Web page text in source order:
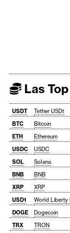
Las
USDT Tether USDt
BTC
Bitcoin
ETH
Ethereum
USDC
USDC
SOL
Solana
BNB
BNB
XRP
XRP
USD1
World Liberty
DOGE
Dogecoin
TRX
TRON